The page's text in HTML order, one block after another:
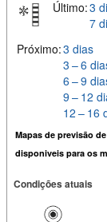
Último:3
7
Próximo:3 dias
3 – 6
6 – 9
9 – 12
12 – 16
Mapas de previsão
disponiveis para os
Condições atuais